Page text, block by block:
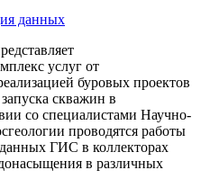
данных
услуг от
буровых проектов
скважин в
со специалистами Научно-
проводятся работы
ГИС в коллекторах
в различных